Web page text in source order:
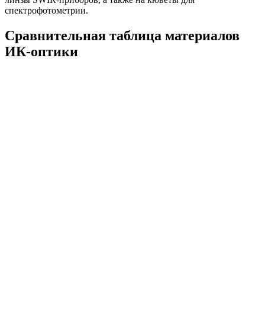
спектрофотометрии.
Сравнительная таблица материалов
ИК-оптики